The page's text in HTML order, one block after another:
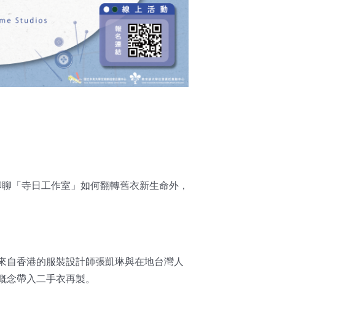
「寺日工作室」如何翻轉舊衣新生命外，
香港的服裝設計師張凱琳與在地台灣人
帶入二手衣再製。